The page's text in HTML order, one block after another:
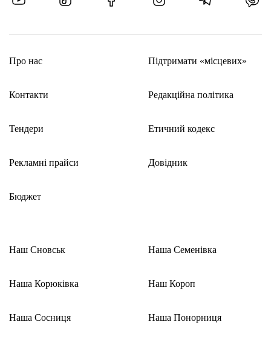
Про нас
Контакти
Тендери
Рекламні прайси
Бюджет
Підтримати «місцевих»
Редакційна політика
Етичний кодекс
Довідник
Наш Сновськ
Наша Корюківка
Наша Сосниця
Наша Семенівка
Наш Короп
Наша Понорниця